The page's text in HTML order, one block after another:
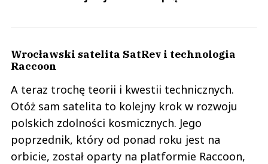
Wrocławski satelita SatRev i technologia
Raccoon
A teraz trochę teorii i kwestii technicznych.
Otóż sam satelita to kolejny krok w rozwoju
polskich zdolności kosmicznych. Jego
poprzednik, który od ponad roku jest na
orbicie, został oparty na platformie Raccoon,